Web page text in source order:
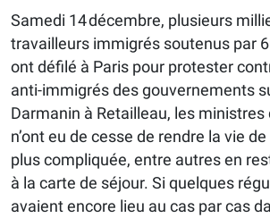
Samedi 14 décembre, plusieurs
travailleurs immigrés soutenus par
ont défilé à Paris pour protester
anti-immigrés des gouvernements
Darmanin à Retailleau, les ministres
n’ont eu de cesse de rendre la vie
plus compliquée, entre autres en
à la carte de séjour. Si quelques
avaient encore lieu au cas par cas